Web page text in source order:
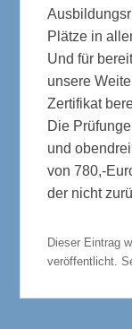
Plätze in
Und für
unsere
Zertifikat
Die
und
von 780,-
der nicht
Dieser Eintrag
veröffentlicht.